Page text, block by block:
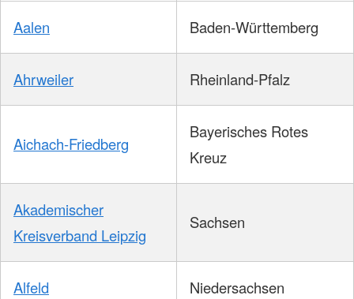
Aalen Baden-Württemberg
Ahrweiler Rheinland-Pfalz
Aichach-Friedberg
Bayerisches Rotes
Kreuz
Akademischer
Kreisverband Leipzig
Sachsen
Alfeld Niedersachsen